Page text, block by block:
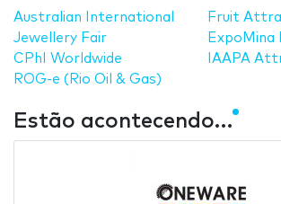
Australian International
Jewellery Fair
CPhI Worldwide
ROG-e (Rio Oil & Gas)
Fruit
ExpoMina
IAAPA
Estão acontecendo…